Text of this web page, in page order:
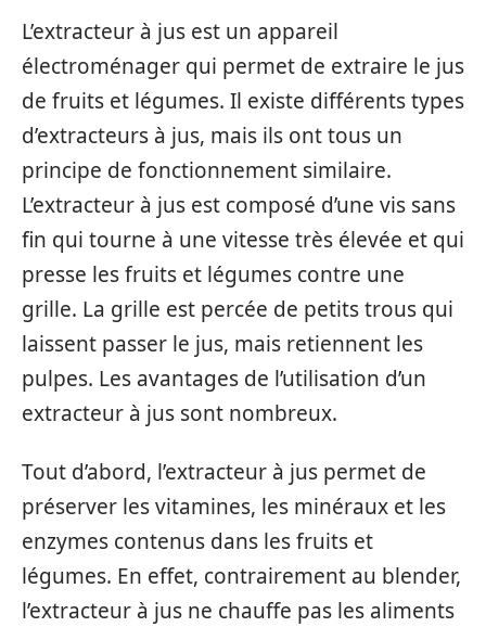
L’extracteur à jus est un appareil
électroménager qui permet de extraire le jus
de fruits et légumes. Il existe différents types
d’extracteurs à jus, mais ils ont tous un
principe de fonctionnement similaire.
L’extracteur à jus est composé d’une vis sans
fin qui tourne à une vitesse très élevée et qui
presse les fruits et légumes contre une
grille. La grille est percée de petits trous qui
laissent passer le jus, mais retiennent les
pulpes. Les avantages de l’utilisation d’un
extracteur à jus sont nombreux.
Tout d’abord, l’extracteur à jus permet de
préserver les vitamines, les minéraux et les
enzymes contenus dans les fruits et
légumes. En effet, contrairement au blender,
l’extracteur à jus ne chauffe pas les aliments